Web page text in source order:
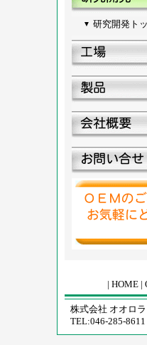
▼ 研究開発ト
| HOME |
株式会社 オオロ
TEL:046-285-